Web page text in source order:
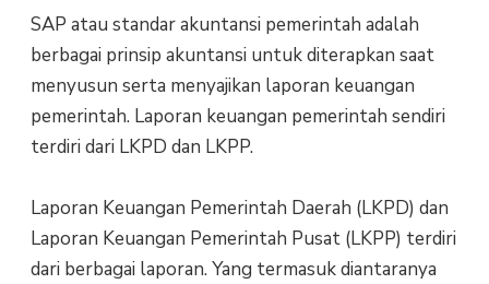
SAP atau standar akuntansi pemerintah adalah
berbagai prinsip akuntansi untuk diterapkan saat
menyusun serta menyajikan laporan keuangan
pemerintah. Laporan keuangan pemerintah sendiri
terdiri dari LKPD dan LKPP.
Laporan Keuangan Pemerintah Daerah (LKPD) dan
Laporan Keuangan Pemerintah Pusat (LKPP) terdiri
dari berbagai laporan. Yang termasuk diantaranya